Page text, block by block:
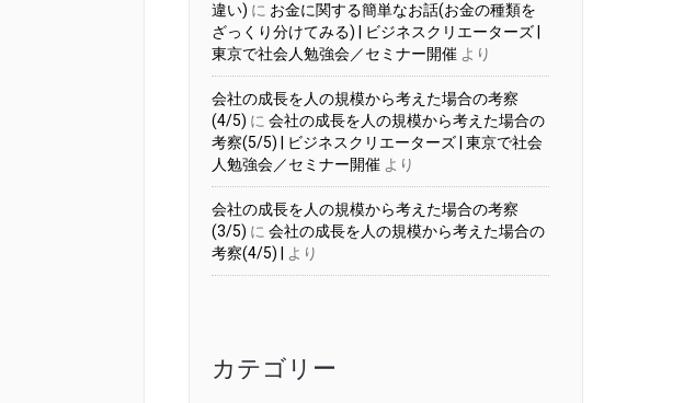
違い) に お金に関する簡単なお話(お金の種類を
ざっくり分けてみる) | ビジネスクリエーターズ |
東京で社会人勉強会／セミナー開催 より
会社の成長を人の規模から考えた場合の考察
(4/5) に 会社の成長を人の規模から考えた場合の
考察(5/5) | ビジネスクリエーターズ | 東京で社会
人勉強会／セミナー開催 より
会社の成長を人の規模から考えた場合の考察
(3/5) に 会社の成長を人の規模から考えた場合の
考察(4/5) |
より
カテゴリー